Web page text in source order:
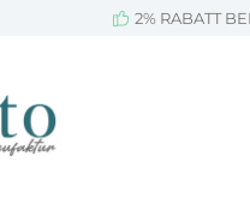
2% RABATT